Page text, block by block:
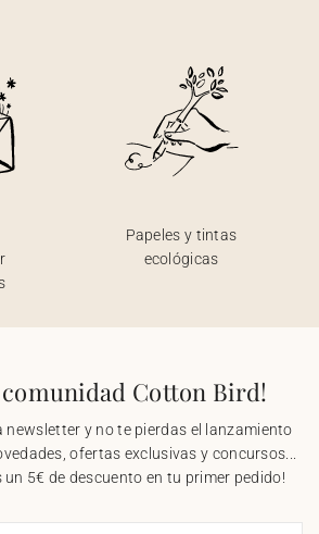
Papeles y tintas
ecológicas
comunidad Cotton Bird!
newsletter y no te pierdas el lanzamiento
ofertas exclusivas y concursos...
un 5€ de descuento en tu primer pedido!